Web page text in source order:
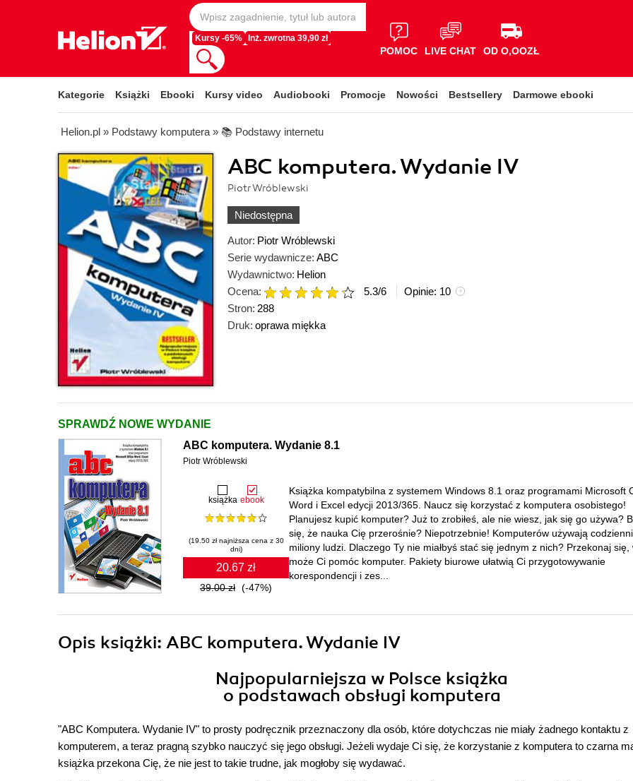
Kursy -65% Inż. zwrotna 39,90 zł
POMOC LIVE CHAT OD O,OOZŁ
Kategorie Książki Ebooki Kursy video Audiobooki Promocje Nowości Bestsellery Darmowe ebooki
Helion.pl » Podstawy komputera » 📚 Podstawy internetu
ABC komputera. Wydanie IV
Piotr Wróblewski
Niedostępna
Autor: Piotr Wróblewski
Serie wydawnicze: ABC
Wydawnictwo: Helion
Ocena:
5.3/6 Opinie: 10
Stron: 288
Druk: oprawa miękka
SPRAWDŹ NOWE WYDANIE
ABC komputera. Wydanie 8.1
Piotr Wróblewski
książka ebook
(19.50 zł najniższa cena z 30
dni)
20.67 zł
39.00 zł (-47%)
Książka kompatybilna z systemem Windows 8.1 oraz programami Microsoft
Word i Excel edycji 2013/365. Naucz się korzystać z komputera osobistego!
Planujesz kupić komputer? Już to zrobiłeś, ale nie wiesz, jak się go używa?
się, że nauka Cię przerośnie? Niepotrzebnie! Komputerów używają
miliony ludzi. Dlaczego Ty nie miałbyś stać się jednym z nich? Przekonaj się,
może Ci pomóc komputer. Pakiety biurowe ułatwią Ci przygotowywanie
korespondencji i zes...
Opis książki: ABC komputera. Wydanie IV
Najpopularniejsza w Polsce książka
o podstawach obsługi komputera
"ABC Komputera. Wydanie IV" to prosty podręcznik przeznaczony dla osób, które dotychczas nie miały żadnego kontaktu z
komputerem, a teraz pragną szybko nauczyć się jego obsługi. Jeżeli wydaje Ci się, że korzystanie z komputera to czarna
książka przekona Cię, że nie jest to takie trudne, jak mogłoby się wydawać.